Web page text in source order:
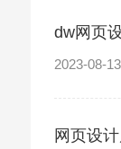
dw网页
html)
2023-08-13
网页设